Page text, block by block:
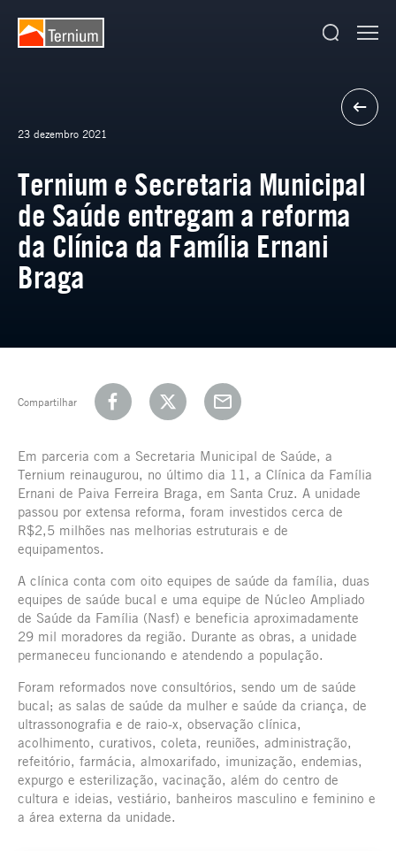
23 dezembro 2021
Ternium e Secretaria Municipal
de Saúde entregam a reforma
da Clínica da Família Ernani
Braga
Compartilhar
Em parceria com a Secretaria Municipal de Saúde, a
Ternium reinaugurou, no último dia 11, a Clínica da Família
Ernani de Paiva Ferreira Braga, em Santa Cruz. A unidade
passou por extensa reforma, foram investidos cerca de
R$2,5 milhões nas melhorias estruturais e de
equipamentos.
A clínica conta com oito equipes de saúde da família, duas
equipes de saúde bucal e uma equipe de Núcleo Ampliado
de Saúde da Família (Nasf) e beneficia aproximadamente
29 mil moradores da região. Durante as obras, a unidade
permaneceu funcionando e atendendo a população.
Foram reformados nove consultórios, sendo um de saúde
bucal; as salas de saúde da mulher e saúde da criança, de
ultrassonografia e de raio-x, observação clínica,
acolhimento, curativos, coleta, reuniões, administração,
refeitório, farmácia, almoxarifado, imunização, endemias,
expurgo e esterilização, vacinação, além do centro de
cultura e ideias, vestiário, banheiros masculino e feminino e
a área externa da unidade.